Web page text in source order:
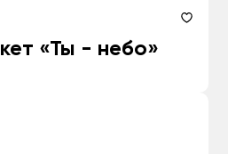
«Ты - небо»